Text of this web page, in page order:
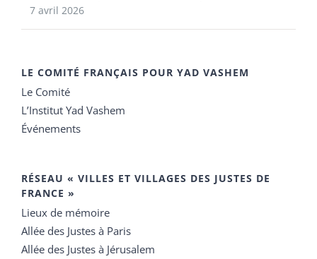
7 avril 2026
LE COMITÉ FRANÇAIS POUR YAD VASHEM
Le Comité
L’Institut Yad Vashem
Événements
RÉSEAU « VILLES ET VILLAGES DES JUSTES DE
FRANCE »
Lieux de mémoire
Allée des Justes à Paris
Allée des Justes à Jérusalem